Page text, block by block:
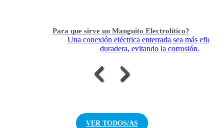
Para que sirve un Manguito Electrolítico?
Una conexión eléctrica enterrada sea más
duradera, evitando la corrosión.
VER TODOS/AS